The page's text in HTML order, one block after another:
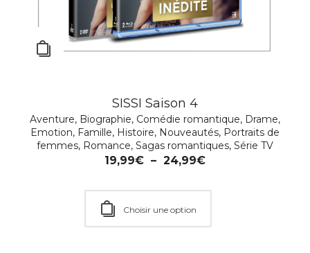
SISSI Saison 4
Aventure, Biographie, Comédie romantique, Drame,
Emotion, Famille, Histoire, Nouveautés, Portraits de
femmes, Romance, Sagas romantiques, Série TV
19,99€ – 24,99€
Choisir une option